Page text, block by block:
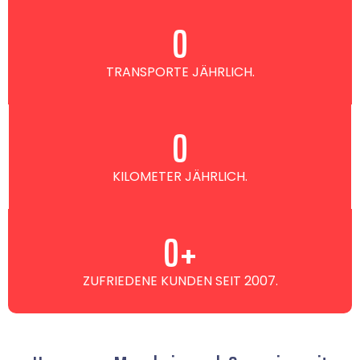
TRANSPORTE JÄHRLICH.
0
KILOMETER JÄHRLICH.
0
ZUFRIEDENE KUNDEN SEIT 2007.
0+